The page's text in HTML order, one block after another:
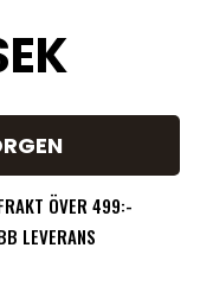
ÖVER 499:-
LEVERANS